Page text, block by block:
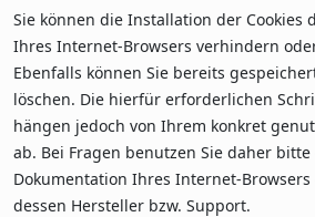
Sie können die Installation der Cookies
Ihres Internet-Browsers verhindern
Ebenfalls können Sie bereits
löschen. Die hierfür erforderlichen
hängen jedoch von Ihrem konkret
ab. Bei Fragen benutzen Sie daher
Dokumentation Ihres Internet-
dessen Hersteller bzw. Support.